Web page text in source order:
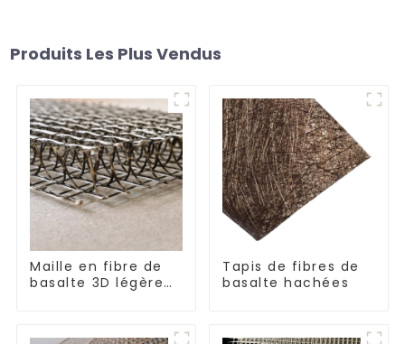
Produits Les Plus Vendus
Maille en fibre de
basalte 3D légère
Tapis de fibres de
basalte hachées